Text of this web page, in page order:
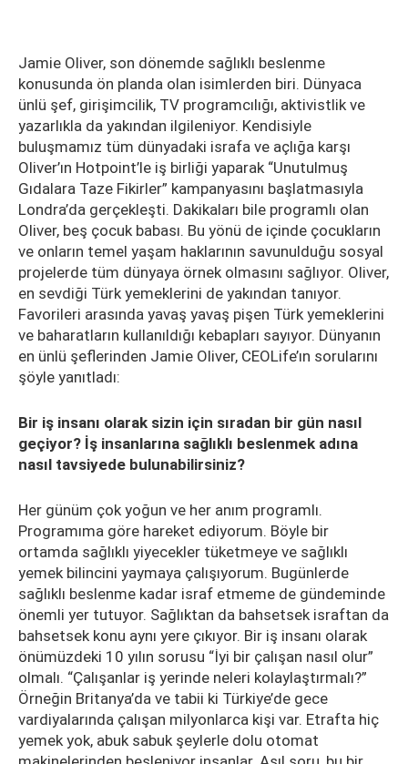
Jamie Oliver, son dönemde sağlıklı beslenme
konusunda ön planda olan isimlerden biri. Dünyaca
ünlü şef, girişimcilik, TV programcılığı, aktivistlik ve
yazarlıkla da yakından ilgileniyor. Kendisiyle
buluşmamız tüm dünyadaki israfa ve açlığa karşı
Oliver’ın Hotpoint’le iş birliği yaparak “Unutulmuş
Gıdalara Taze Fikirler” kampanyasını başlatmasıyla
Londra’da gerçekleşti. Dakikaları bile programlı olan
Oliver, beş çocuk babası. Bu yönü de içinde çocukların
ve onların temel yaşam haklarının savunulduğu sosyal
projelerde tüm dünyaya örnek olmasını sağlıyor. Oliver,
en sevdiği Türk yemeklerini de yakından tanıyor.
Favorileri arasında yavaş yavaş pişen Türk yemeklerini
ve baharatların kullanıldığı kebapları sayıyor. Dünyanın
en ünlü şeflerinden Jamie Oliver, CEOLife’ın sorularını
şöyle yanıtladı:
Bir iş insanı olarak sizin için sıradan bir gün nasıl
geçiyor? İş insanlarına sağlıklı beslenmek adına
nasıl tavsiyede bulunabilirsiniz?
Her günüm çok yoğun ve her anım programlı.
Programıma göre hareket ediyorum. Böyle bir
ortamda sağlıklı yiyecekler tüketmeye ve sağlıklı
yemek bilincini yaymaya çalışıyorum. Bugünlerde
sağlıklı beslenme kadar israf etmeme de gündeminde
önemli yer tutuyor. Sağlıktan da bahsetsek israftan da
bahsetsek konu aynı yere çıkıyor. Bir iş insanı olarak
önümüzdeki 10 yılın sorusu “İyi bir çalışan nasıl olur”
olmalı. “Çalışanlar iş yerinde neleri kolaylaştırmalı?”
Örneğin Britanya’da ve tabii ki Türkiye’de gece
vardiyalarında çalışan milyonlarca kişi var. Etrafta hiç
yemek yok, abuk sabuk şeylerle dolu otomat